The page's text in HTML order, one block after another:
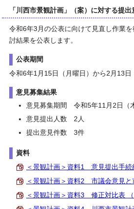
「川西市景観計画」（案）に対する提
令和6年3月の公表に向けて見直し作業
討結果を公表します。
公表期間
令和6年1月15日（月曜日）から2月13日
意見募集結果
意見募集期間 令和5年11月2日（
意見提出人数 2人
提出意見件数 3件
資料
＜景観計画＞資料1 意見提出手続
＜景観計画＞資料2 市議会意見と
＜景観計画＞資料3 修正対比表 （